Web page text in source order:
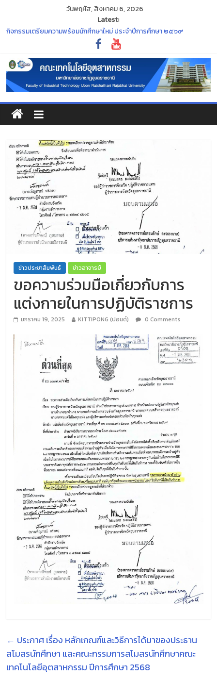
วันพฤหัส, สิงหาคม 6, 2026
Latest:
ประกาศมหาวิทยาลัยราชภัฏอุบลราชธานี เรื่อง การกำหนดระยะเวลาการจัด
กิจกรรมเตรียมความพร้อมนักศึกษาใหม่ ประจำปีการศึกษา ๒๕๖๙
ประกาศ กองทุน กยศ. จะปิดระบบการยื่นขอกู้ยืมเงิน DSL รายเก่า ชั้นปีที่ 2-4
ภายในวันที่ 30 มิถุนายน 2569 นี้
“พิธีไหว้ครู ประจำปีการศึกษา ๒๕๖๙”
ร่วมสืบสานและอนุรักษ์ศิลปวัฒนธรรมอันทรงคุณค่าของจังหวัด
อุบลราชธานี ในงาน ประเพณีแห่เทียนพรรษา
ขอแสดงความยินดีแก่คณาจารย์ที่สภามหาวิทยาลัยมีมติแต่งตั้งให้ดำรง
ตำแหน่งทางวิชาการ
ข่าวประชาสัมพันธ์ ข่าวอาจารย์
ขอความร่วมมือเกี่ยวกับการ
แต่งกายในการปฏิบัติราชการ
มกราคม 19, 2025 KITTIPONG (ปอนด์) 0 Comments
← ประกาศ เรื่อง หลักเกณฑ์และวิธีการได้มาของประธาน
สโมสรนักศึกษา และคณะกรรมการสโมสรนักศึกษาคณะ
เทคโนโลยีอุตสาหกรรม ปีการศึกษา 2568